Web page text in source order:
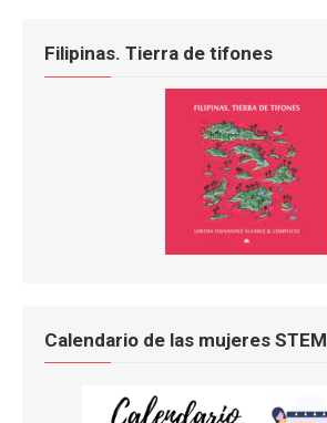
Filipinas. Tierra de tifones
Calendario de las mujeres STEM